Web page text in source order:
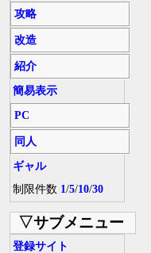
攻略
改造
紹介
簡易表示
PC
同人
ギャル
制限件数 1/5/10/30
▽サブメニュー
登録サイト